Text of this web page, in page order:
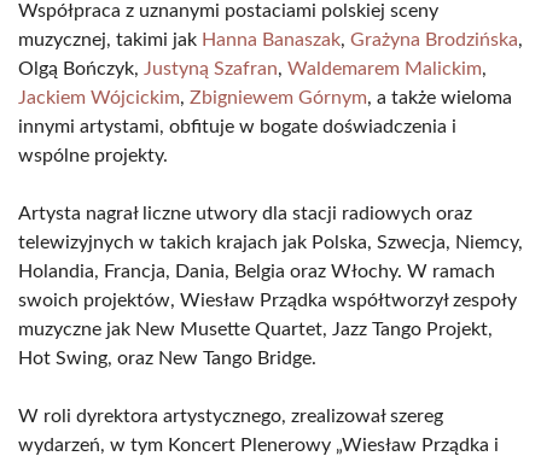
Współpraca z uznanymi postaciami polskiej sceny
muzycznej, takimi jak Hanna Banaszak, Grażyna Brodzińska,
Olgą Bończyk, Justyną Szafran, Waldemarem Malickim,
Jackiem Wójcickim, Zbigniewem Górnym, a także wieloma
innymi artystami, obfituje w bogate doświadczenia i
wspólne projekty.
Artysta nagrał liczne utwory dla stacji radiowych oraz
telewizyjnych w takich krajach jak Polska, Szwecja, Niemcy,
Holandia, Francja, Dania, Belgia oraz Włochy. W ramach
swoich projektów, Wiesław Prządka współtworzył zespoły
muzyczne jak New Musette Quartet, Jazz Tango Projekt,
Hot Swing, oraz New Tango Bridge.
W roli dyrektora artystycznego, zrealizował szereg
wydarzeń, w tym Koncert Plenerowy „Wiesław Prządka i